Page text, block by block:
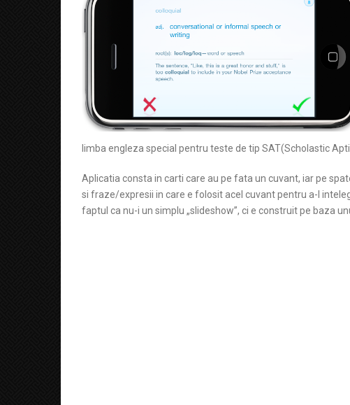
limba engleza special pentru teste de tip SAT(Scholastic
Aplicatia consta in carti care au pe fata un cuvant, iar pe
si fraze/expresii in care e folosit acel cuvant pentru a-l
faptul ca nu-i un simplu „slideshow”, ci e construit pe baza